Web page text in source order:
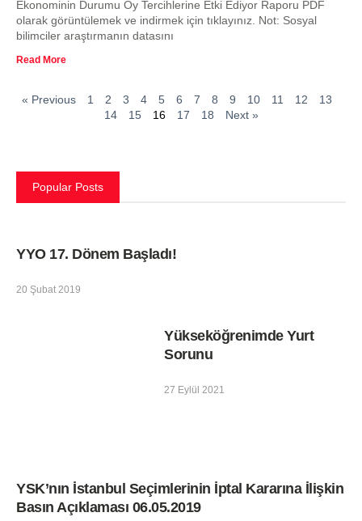
Ekonominin Durumu Oy Tercihlerine Etki Ediyor Raporu PDF
olarak görüntülemek ve indirmek için tıklayınız. Not: Sosyal
bilimciler araştırmanın datasını
Read More
« Previous 1 2 3 4 5 6 7 8 9 10 11 12
13
14
15 16 17 18 Next »
Popular Posts
YYO 17. Dönem Başladı!
20 Şubat 2019
Yükseköğrenimde Yurt
Sorunu
27 Eylül 2021
YSK’nın İstanbul Seçimlerinin İptal Kararına İlişkin
Basın Açıklaması 06.05.2019